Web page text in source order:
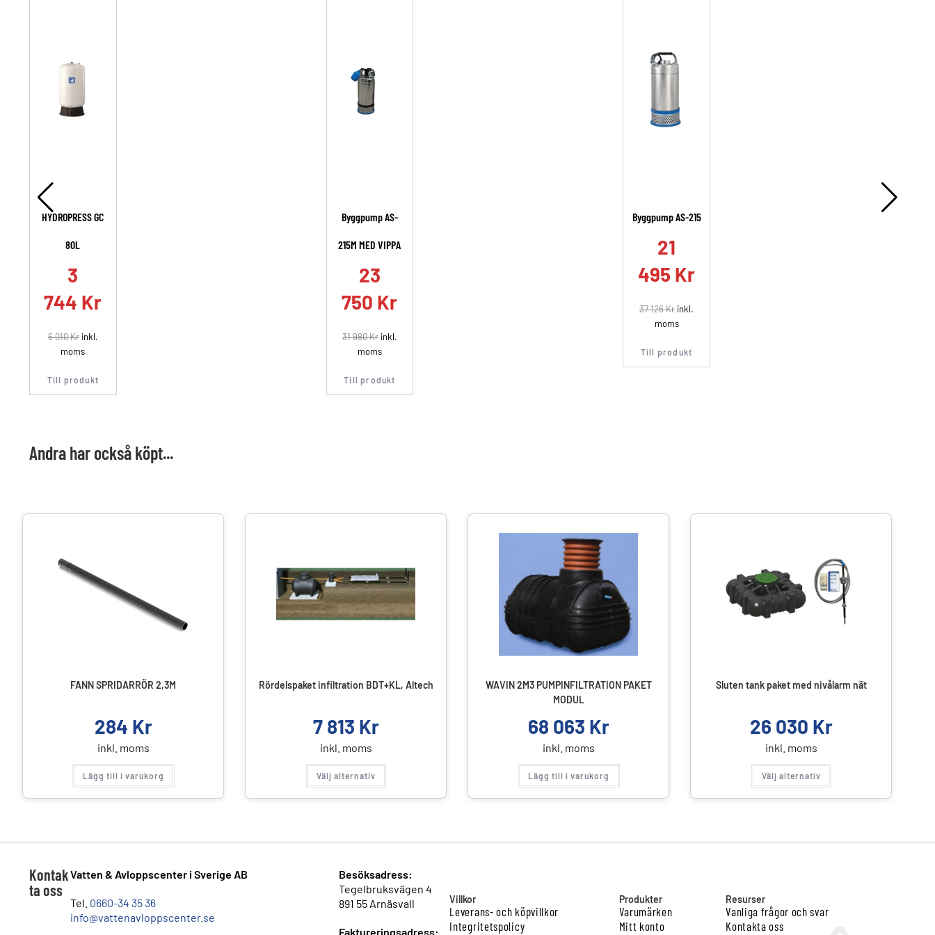
HYDROPRESS GC
80L
3
744 Kr
6 010Krinkl.
moms
Till produkt
Byggpump AS-
215M MED VIPPA
23
750 Kr
31 980Krinkl.
moms
Till produkt
Byggpump AS-215
21
495 Kr
37 126Kr inkl.
moms
Till produkt
Andra har också köpt...
FANN SPRIDARRÖR 2,3M
284 Kr
inkl. moms
Lägg till i varukorg
Rördelspaket infiltration BDT+KL, Altech
7 813 Kr
inkl. moms
Välj alternativ
WAVIN 2M3 PUMPINFILTRATION PAKET
MODUL
68 063 Kr
inkl. moms
Lägg till i varukorg
Sluten tank paket med nivålarm nät
26 030 Kr
inkl. moms
Välj alternativ
Kontak
ta oss
Vatten & Avloppscenter i Sverige AB
Tel. 0660-34 35 36
info@vattenavloppscenter.se
Besöksadress:
Tegelbruksvägen 4
891 55 Arnäsvall
Faktureringsadress:
Villkor
Leverans- och köpvillkor
Integritetspolicy
Produkter
Varumärken
Mitt konto
Resurser
Vanliga frågor och svar
Kontakta oss